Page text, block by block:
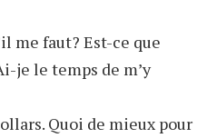
me faut? Est-ce que
je le temps de m’y
Quoi de mieux pour